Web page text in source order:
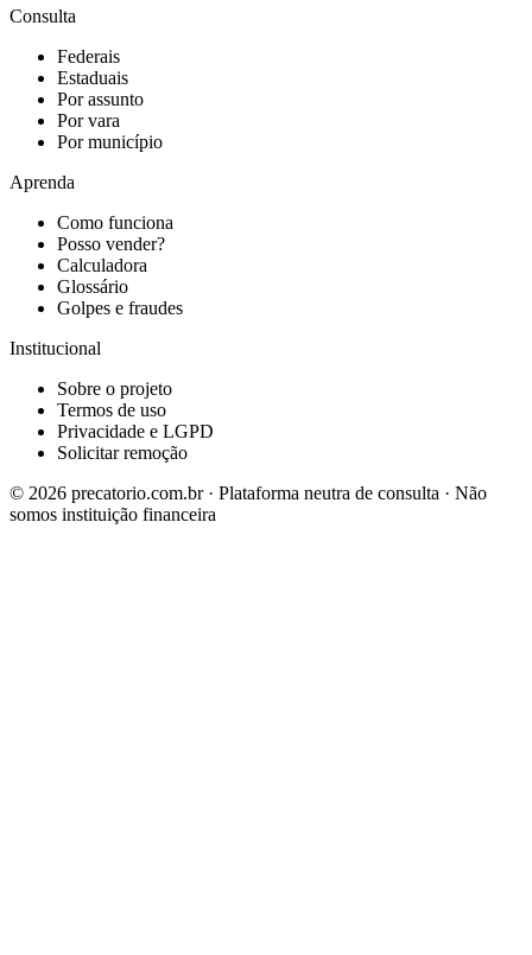
Consulta
Federais
Estaduais
Por assunto
Por vara
Por município
Aprenda
Como funciona
Posso vender?
Calculadora
Glossário
Golpes e fraudes
Institucional
Sobre o projeto
Termos de uso
Privacidade e LGPD
Solicitar remoção
© 2026 precatorio.com.br · Plataforma neutra de consulta · Não
somos instituição financeira